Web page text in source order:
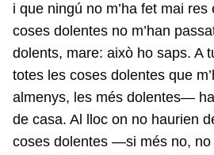
i que ningú no m’ha fet mai
coses dolentes no m’han
dolents, mare: això ho saps. A
totes les coses dolentes que
almenys, les més dolentes—
de casa. Al lloc on no haurien
coses dolentes —si més no,